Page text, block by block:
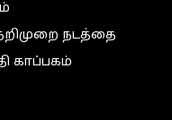
நடத்தை
காப்பகம்